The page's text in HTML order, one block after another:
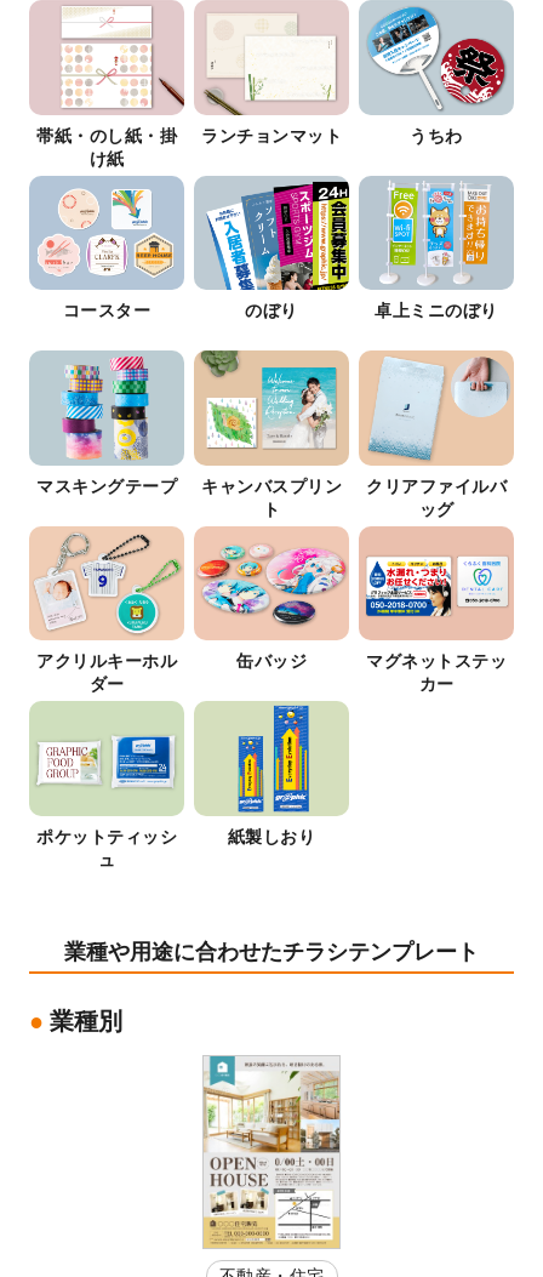
帯紙・のし紙・掛
け紙
ランチョンマット うちわ
コースター のぼり 卓上ミニのぼり
マスキングテープ
キャンバスプリン
ト
クリアファイルバ
ッグ
アクリルキーホル
ダー
缶バッジ
マグネットステッ
カー
ポケットティッシ
ュ
紙製しおり
業種や用途に合わせたチラシテンプレート
業種別